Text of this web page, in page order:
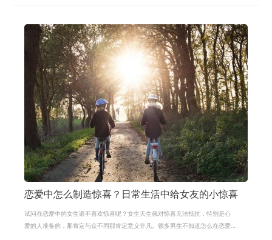
恋爱中怎么制造惊喜？日常生活中给女友的小惊喜
试问在恋爱中的女生谁不喜欢惊喜呢？女生天生就对惊喜无法抵抗，特别是心
爱的人准备的，那肯定与众不同那肯定意义非凡。很多男生不知道怎么在恋爱